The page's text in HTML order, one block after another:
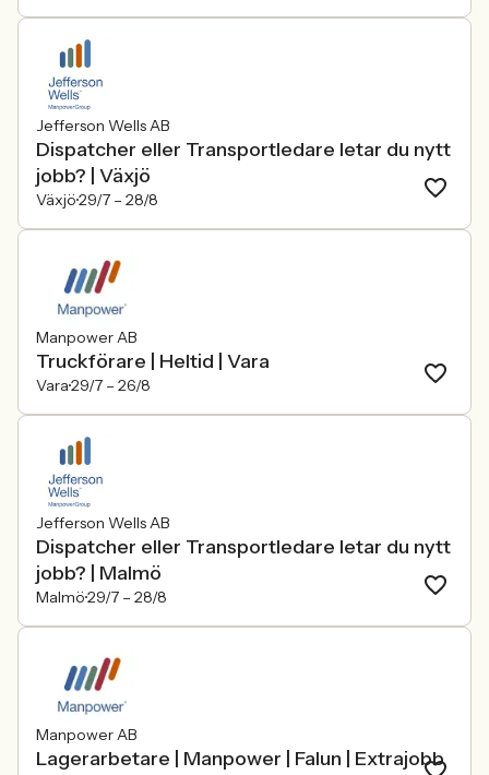
Jefferson Wells AB
Dispatcher eller Transportledare letar du nytt
jobb? | Växjö
Växjö29/7 – 28/8
Manpower AB
Truckförare | Heltid | Vara
Vara29/7 – 26/8
Jefferson Wells AB
Dispatcher eller Transportledare letar du nytt
jobb? | Malmö
Malmö29/7 – 28/8
Manpower AB
Lagerarbetare | Manpower | Falun | Extrajobb